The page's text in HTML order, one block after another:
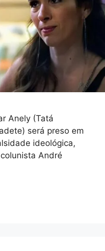
Anely (Tatá
será preso em
ideológica,
André